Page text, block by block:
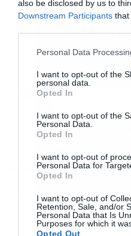
also be disclosed by us to
Downstream Participants that
Personal Data
I want to opt-out of the
personal data.
Opted In
I want to opt-out of the
Personal Data.
Opted In
I want to opt-out of
Personal Data for
Opted In
I want to opt-out of
Retention, Sale, and/or
Personal Data that Is
Purposes for which it
Opted Out
Διαβάστε επίσης
Ευλογιά προβάτων:
τη μη αντιμετώπιση
Τσιάρας: Καταστροφικό
κτηνοτροφία ένα
Εγγραφή
newsletter
Αποδέχομαι